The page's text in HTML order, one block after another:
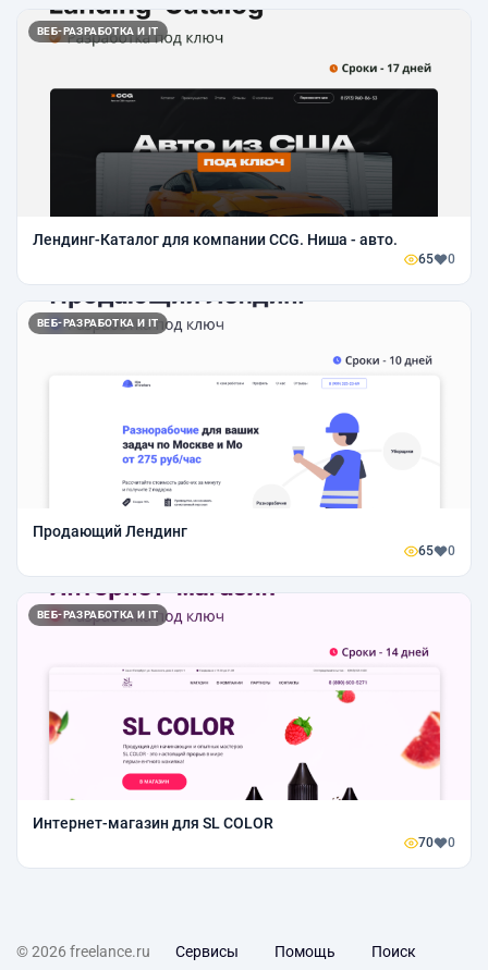
ВЕБ-РАЗРАБОТКА И IT
Лендинг-Каталог для компании CCG. Ниша - авто.
65 0
ВЕБ-РАЗРАБОТКА И IT
Продающий Лендинг
65 0
ВЕБ-РАЗРАБОТКА И IT
Интернет-магазин для SL COLOR
70 0
© 2026 freelance.ru Сервисы Помощь Поиск